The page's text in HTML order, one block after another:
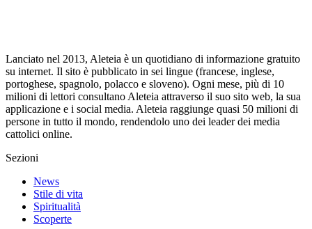
Lanciato nel 2013, Aleteia è un quotidiano di informazione gratuito
su internet. Il sito è pubblicato in sei lingue (francese, inglese,
portoghese, spagnolo, polacco e sloveno). Ogni mese, più di 10
milioni di lettori consultano Aleteia attraverso il suo sito web, la sua
applicazione e i social media. Aleteia raggiunge quasi 50 milioni di
persone in tutto il mondo, rendendolo uno dei leader dei media
cattolici online.
Sezioni
News
Stile di vita
Spiritualità
Scoperte